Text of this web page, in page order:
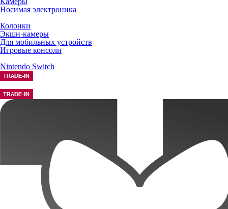
Носимая электроника
Колонки
Экшн-камеры
Для мобильных устройств
Игровые консоли
Nintendo Switch